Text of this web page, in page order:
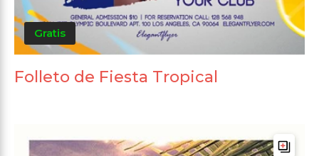
Gratis
Folleto de Fiesta Tropical